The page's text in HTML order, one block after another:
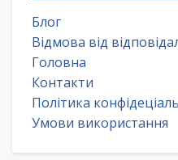
Блог
Відмова від
Головна
Контакти
Політика
Умови використання